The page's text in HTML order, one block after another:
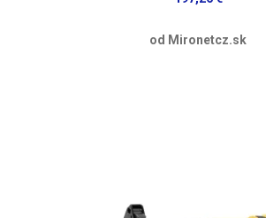
od Mironetcz.sk